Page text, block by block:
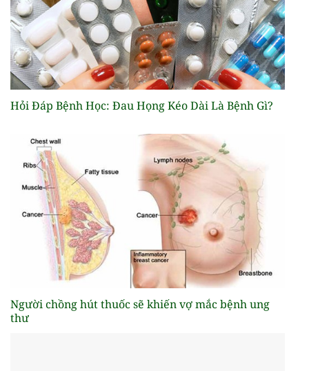
Hỏi Đáp Bệnh Học: Đau Họng Kéo Dài Là Bệnh Gì?
Người chồng hút thuốc sẽ khiến vợ mắc bệnh ung
thư